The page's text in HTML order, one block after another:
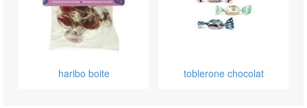
haribo boite toblerone chocolat